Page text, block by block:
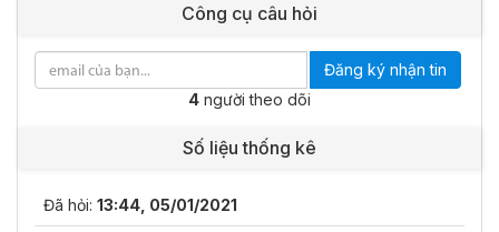
Công cụ câu hỏi
Đăng ký nhận tin
4 người theo dõi
Số liệu thống kê
Đã hỏi: 13:44, 05/01/2021